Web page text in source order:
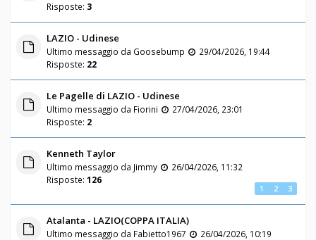
Risposte: 3
LAZIO - Udinese
Ultimo messaggio da Goosebump
29/04/2026, 19:44
Risposte: 22
Le Pagelle di LAZIO - Udinese
Ultimo messaggio da Fiorini
27/04/2026, 23:01
Risposte: 2
Kenneth Taylor
Ultimo messaggio da Jimmy
26/04/2026, 11:32
Risposte: 126
1 2 3
Atalanta - LAZIO(COPPA ITALIA)
Ultimo messaggio da Fabietto1967
26/04/2026, 10:19